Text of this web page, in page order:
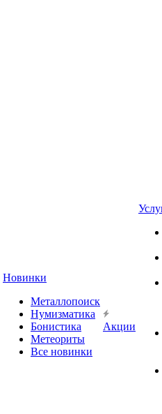
Новинки
Металлопоиск
Нумизматика
Бонистика
Метеориты
Все новинки
Акции